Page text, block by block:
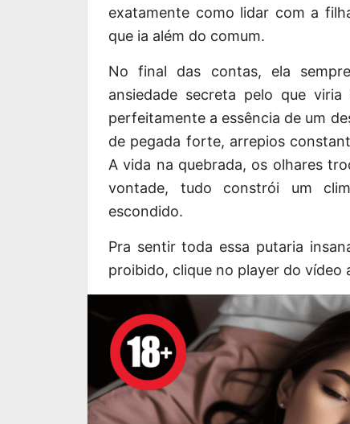
exatamente como lidar com a
que ia além do comum.
No final das contas, ela
ansiedade secreta pelo que
perfeitamente a essência de um
de pegada forte, arrepios
A vida na quebrada, os olhares
vontade, tudo constrói um
escondido.
Pra sentir toda essa putaria
proibido, clique no player do vídeo